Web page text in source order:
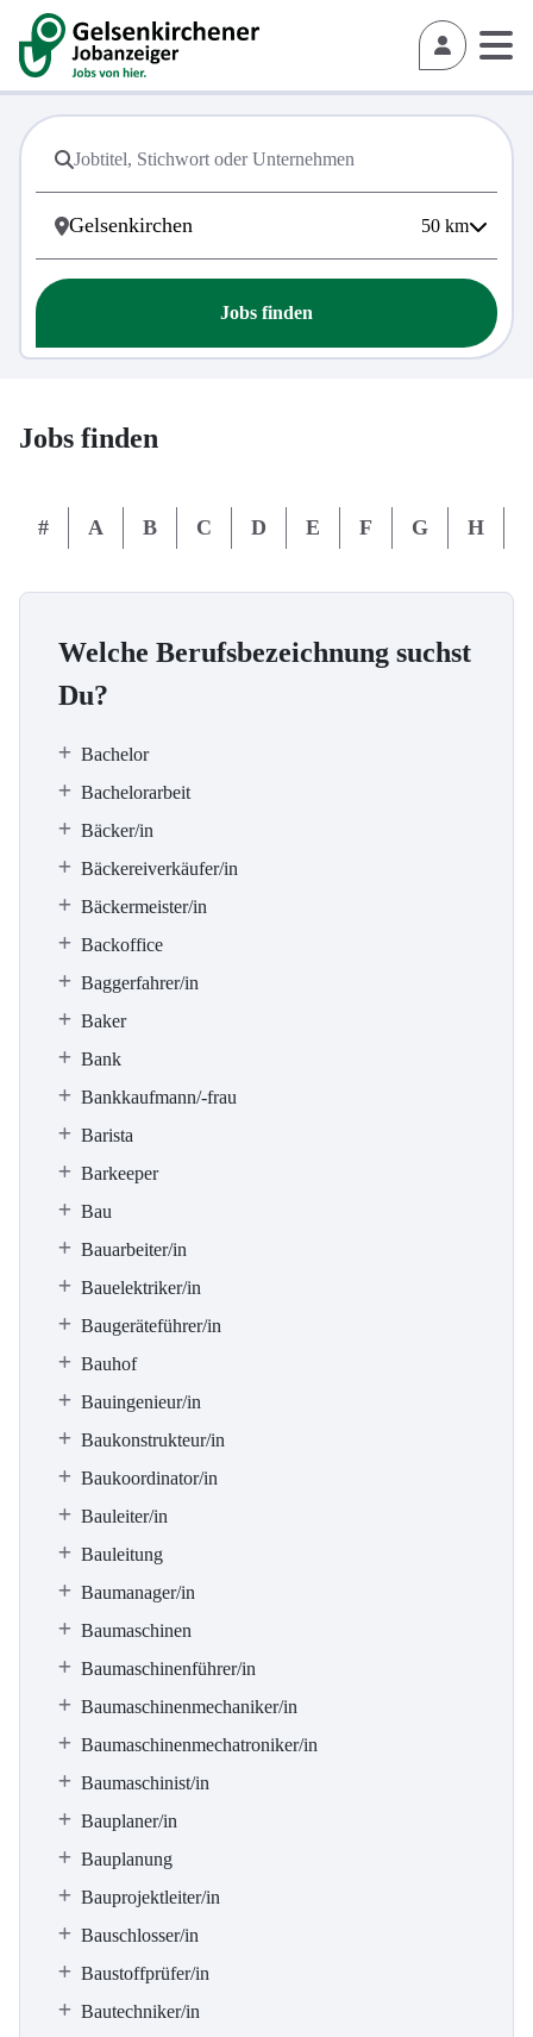
50 km
Jobs finden
Jobs finden
# A B C D E F G H
Welche Berufsbezeichnung suchst
Du?
Bachelor
Bachelorarbeit
Bäcker/in
Bäckereiverkäufer/in
Bäckermeister/in
Backoffice
Baggerfahrer/in
Baker
Bank
Bankkaufmann/-frau
Barista
Barkeeper
Bau
Bauarbeiter/in
Bauelektriker/in
Baugeräteführer/in
Bauhof
Bauingenieur/in
Baukonstrukteur/in
Baukoordinator/in
Bauleiter/in
Bauleitung
Baumanager/in
Baumaschinen
Baumaschinenführer/in
Baumaschinenmechaniker/in
Baumaschinenmechatroniker/in
Baumaschinist/in
Bauplaner/in
Bauplanung
Bauprojektleiter/in
Bauschlosser/in
Baustoffprüfer/in
Bautechniker/in